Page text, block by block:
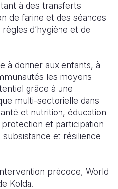
Zimbabwe
Vanuatu
United
West Bank
à des transferts
de farine et des séances
d’hygiène et de
à donner aux enfants, à
les moyens
grâce à une
multi-sectorielle dans
et nutrition, éducation
et participation
et résilience
précoce, World
Kolda.